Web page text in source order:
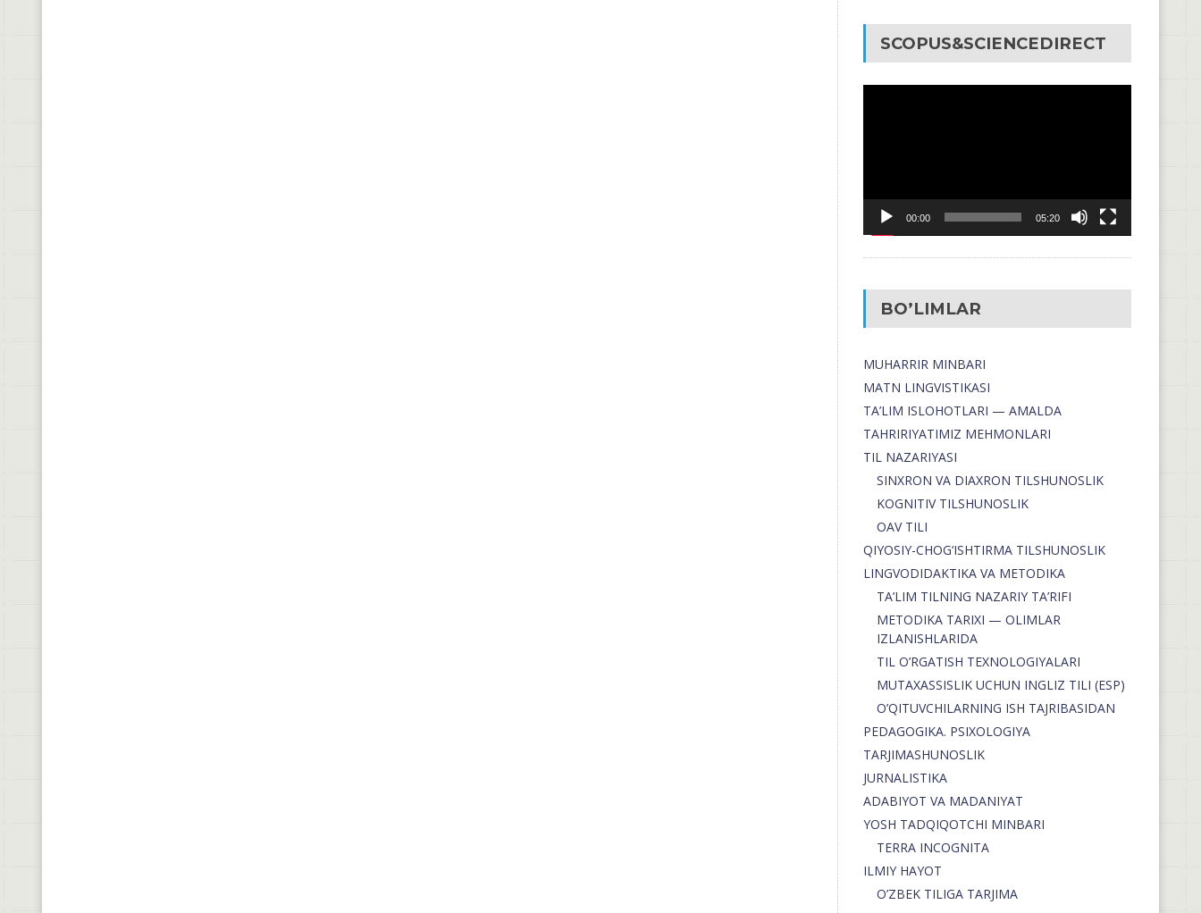
SCOPUS&SCIENCEDIRECT
00:00 05:20
BO’LIMLAR
MUHARRIR MINBARI
MATN LINGVISTIKASI
TA’LIM ISLOHOTLARI — AMALDA
TAHRIRIYATIMIZ MEHMONLARI
TIL NAZARIYASI
SINXRON VA DIAXRON TILSHUNOSLIK
KOGNITIV TILSHUNOSLIK
OAV TILI
QIYOSIY-CHOG‘ISHTIRMA TILSHUNOSLIK
LINGVODIDAKTIKA VA METODIKA
TA’LIM TILNING NAZARIY TA’RIFI
METODIKA TARIXI — OLIMLAR
IZLANISHLARIDA
TIL O’RGATISH TEXNOLOGIYALARI
MUTAXASSISLIK UCHUN INGLIZ TILI (ESP)
O’QITUVCHILARNING ISH TAJRIBASIDAN
PEDAGOGIKA. PSIXOLOGIYA
TARJIMASHUNOSLIK
JURNALISTIKA
ADABIYOT VA MADANIYAT
YOSH TADQIQOTCHI MINBARI
TERRA INCOGNITA
ILMIY HAYOT
O’ZBEK TILIGA TARJIMA